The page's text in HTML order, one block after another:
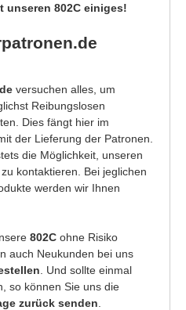
unseren 802C einiges!
versuchen alles, um
Reibungslosen
Dies fängt hier im
der Lieferung der Patronen.
die Möglichkeit, unseren
kontaktieren. Bei jeglichen
werden wir Ihnen
802C ohne Risiko
auch Neukunden bei uns
. Und sollte einmal
so können Sie uns die
zurück senden